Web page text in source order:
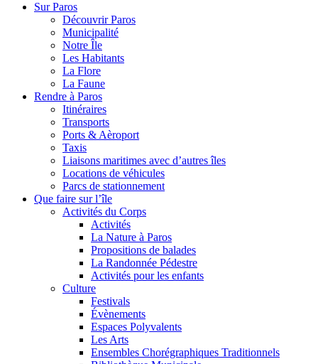
Sur Paros
Découvrir Paros
Municipalité
Notre Île
Les Habitants
La Flore
La Faune
Rendre à Paros
Itinéraires
Transports
Ports & Aèroport
Taxis
Liaisons maritimes avec d’autres îles
Locations de véhicules
Parcs de stationnement
Que faire sur l’île
Activités du Corps
Activités
La Nature à Paros
Propositions de balades
La Randonnée Pédestre
Activités pour les enfants
Culture
Festivals
Évènements
Espaces Polyvalents
Les Arts
Ensembles Chorégraphiques Traditionnels